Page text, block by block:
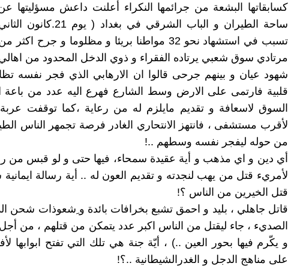
كسابقاتها البشعة من جرائمها النكراء أعلنت داعش مسؤليتها
مرتادي سوق شعبي يرتاده الفقراء و ذوي الدخل المحدود من اهالي
شهود عيان و بينهم جرحى قالوا ان الارهابي الذي فجر نفسه
قلبية فارتمى على الارض وسط الشارع فهرع اليه عدد من باعة
السوق لاسعافة و تقديم مايلزم له من رعاية ،كما توقفت
لأقرب مستشفى ، فانتهز الانتحاري الغادر فرصة تجمهر الناس
من حوله ليفجر نفسه وسطهم ..!
أي دين و اي مذهب و أية عقيدة سمحاء، فيها حتى و لو قبس من
لأمريء قتل من يهب لنجدته و تقديم العون له .. أية رسالة
قتل الخيرين من الناس ؟!
قاتل جاهلي ، بليد و احمق تشبع بخرافات بائدة و ِشعوذات شحن
الصديء ، جاء ليقتل من الناس اكبر عدد يتمكن من قتلهم ، من أجل
و يكّرم فيها بحور العين ..) ، أيّة جنة هي تلك التي تفتح ابوابها
على مناهج الدجل و الغدرالشيطانية ..؟!